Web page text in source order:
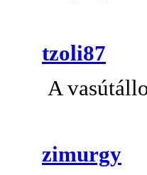
tzoli87
A
zimurgy